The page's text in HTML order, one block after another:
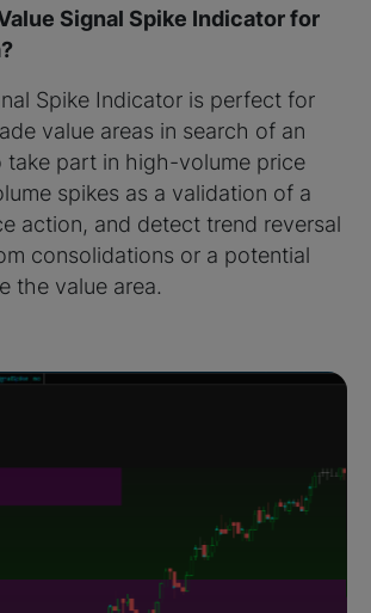
Signal Spike Indicator for
Spike Indicator is perfect for
value areas in search of an
part in high-volume price
spikes as a validation of a
action, and detect trend reversal
consolidations or a potential
the value area.